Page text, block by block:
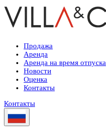
Продажа
Аренда
Аренда на время отпуска
Новости
Оценка
Контакты
Контакты